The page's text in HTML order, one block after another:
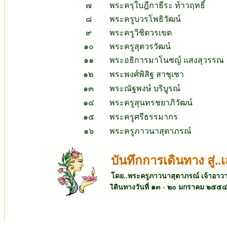
๗
พระครุใบฎีกาธีระ ท้าวฤทธิ์
๘
พระครูบวรโพธิวัฒน์
๙
พระครูวิชิตวรเขต
๑๐
พระครูสุตวรวัฒน์
๑๑
พระอธิการมาโนชญ์ แสงสุวรรณ
๑๒
พระพงศ์พิสิฐ สาชุเชา
๑๓
พระณัฐพงษ์ บริบูรณ์
๑๔
พระครูสุนทรชยาภิวัฒน์
๑๕
พระครูศรีธรรมากร
๑๖
พระครูภาวนาสุตาภรณ์
บันทึกการเดินทาง สู่
โดย..พระครูภาวนาสุตาภรณ์ เจ้าอา
เิดินทางวันที่ ๑๓ - ๒๐ มกราคม ๒๕๕